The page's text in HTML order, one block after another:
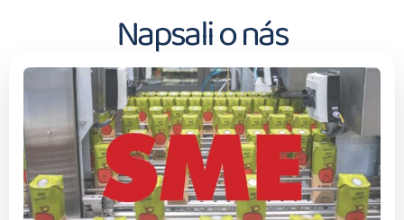
Napsali o nás